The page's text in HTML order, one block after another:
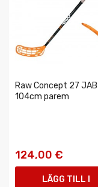
Raw Concept 27 JAB
104cm parem
124,00 €
LÄGG TILL I